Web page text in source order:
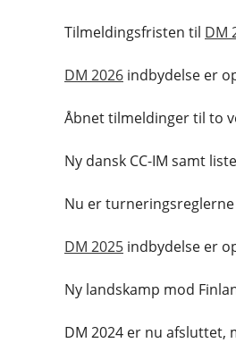
Tilmeldingsfristen til DM
DM 2026 indbydelse er
Åbnet tilmeldinger til to
Ny dansk CC-IM samt
Nu er
DM 2025 indbydelse er
Ny landskamp mod
DM 2024 er nu afsluttet,